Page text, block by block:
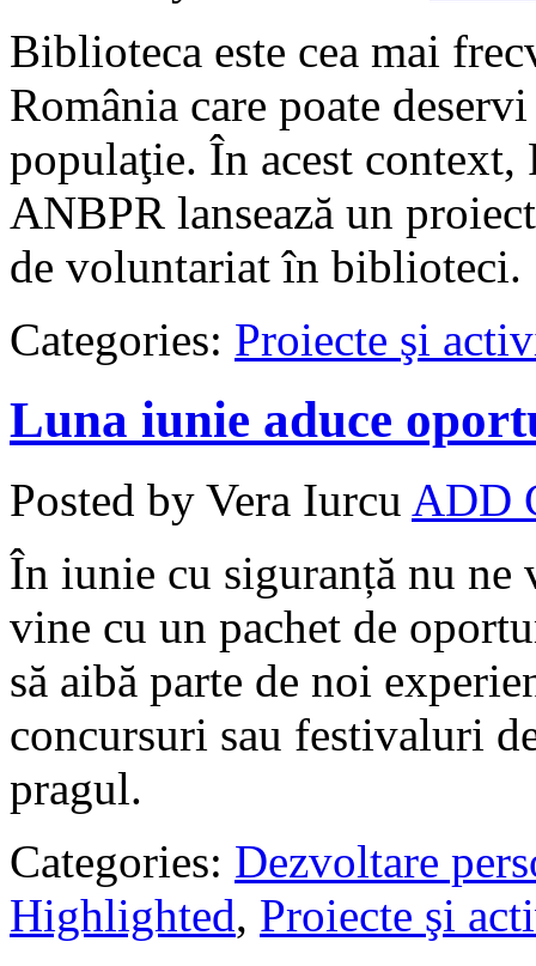
Biblioteca este cea mai
România care poate
populaţie. În acest
ANBPR lansează un
de voluntariat în biblioteci.
Categories: Proiecte şi
Luna iunie aduce
Posted by Vera Iurcu ADD
În iunie cu siguranță nu
vine cu un pachet de
să aibă parte de noi
concursuri sau festivaluri
pragul.
Categories: Dezvoltare
Highlighted, Proiecte şi